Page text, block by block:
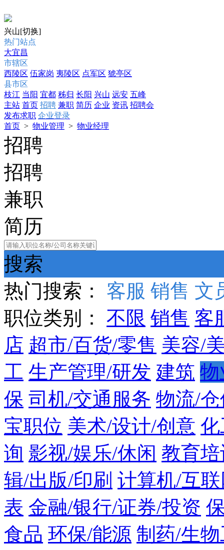
兴山[切换]
热门站点
大宜昌
市辖区
西陵区 伍家岗 夷陵区 点军区 猇亭区
县市区
枝江 当阳 宜都 秭归 长阳 兴山 远安 五峰
主站 首页 招聘 兼职 简历 企业 资讯 招聘会
发布求职 企业登录
首页 > 物业管理 > 物业经理
招聘
招聘
兼职
简历
搜索
热门搜索：
客服 销售 文
职位类别：
不限 销售 客
店 超市/百货/零售 美容/
工 生产管理/研发 建筑 物
保 司机/交通服务 物流/
宝职位 美术/设计/创意
询 影视/娱乐/休闲 教育
辑/出版/印刷 计算机/互
表 金融/银行/证券/投资
食品 环保/能源 制药/生